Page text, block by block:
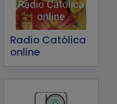
Radio Católica
online